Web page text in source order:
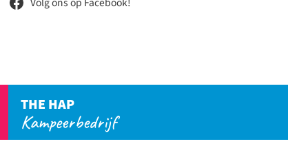
Volg ons op Facebook!
THE HAP
Kampeerbedrijf